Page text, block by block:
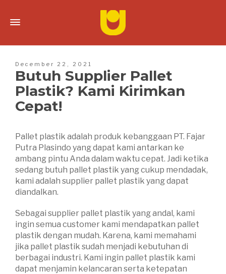
December 22, 2021
Butuh Supplier Pallet
Plastik? Kami Kirimkan
Cepat!
Pallet plastik adalah produk kebanggaan PT. Fajar
Putra Plasindo yang dapat kami antarkan ke
ambang pintu Anda dalam waktu cepat. Jadi ketika
sedang butuh pallet plastik yang cukup mendadak,
kami adalah supplier pallet plastik yang dapat
diandalkan.
Sebagai supplier pallet plastik yang andal, kami
ingin semua customer kami mendapatkan pallet
plastik dengan mudah. Karena, kami memahami
jika pallet plastik sudah menjadi kebutuhan di
berbagai industri. Kami ingin pallet plastik kami
dapat menjamin kelancaran serta ketepatan